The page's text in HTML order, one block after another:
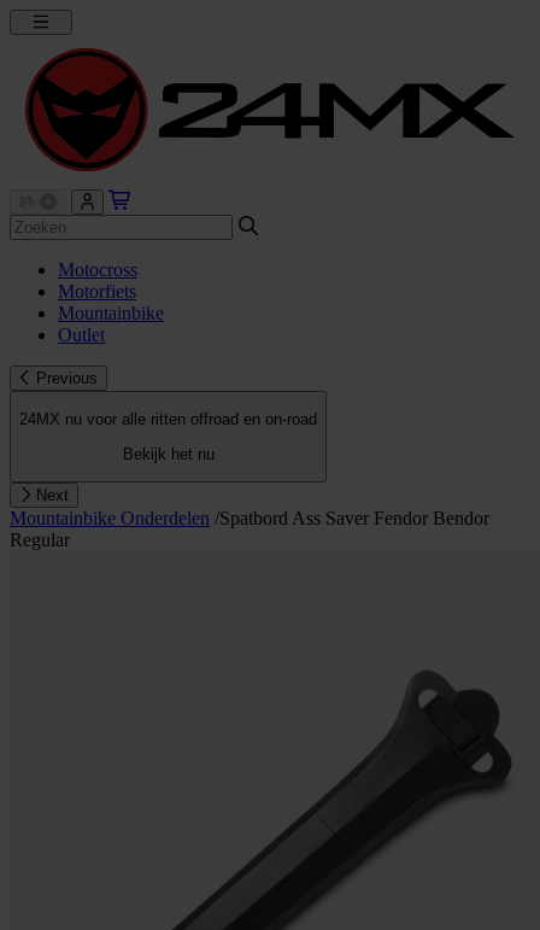
Motocross
Motorfiets
Mountainbike
Outlet
Previous
24MX nu voor alle ritten offroad en on-road
Bekijk het nu
Next
Mountainbike Onderdelen /Spatbord Ass Saver Fendor Bendor
Regular